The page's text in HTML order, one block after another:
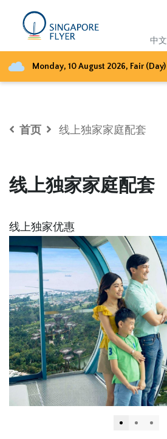
中文
Monday, 10 August 2026, Fair (Day)
首页 线上独家家庭配套
线上独家家庭配套
线上独家优惠